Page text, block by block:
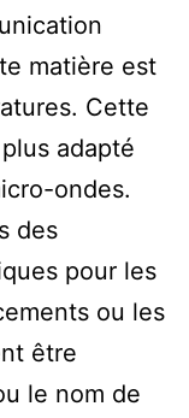
matière est
Cette
adapté
ondes.
des
pour les
ou les
être
le nom de